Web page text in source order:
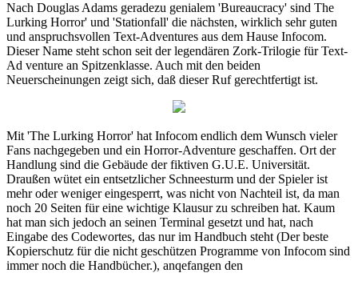
Nach Douglas Adams geradezu genialem 'Bureaucracy' sind The
Lurking Horror' und 'Stationfall' die nächsten, wirklich sehr guten
und anspruchsvollen Text-Adventures aus dem Hause Infocom.
Dieser Name steht schon seit der legendären Zork-Trilogie für Text-
Ad venture an Spitzenklasse. Auch mit den beiden
Neuerscheinungen zeigt sich, daß dieser Ruf gerechtfertigt ist.
Mit 'The Lurking Horror' hat Infocom endlich dem Wunsch vieler
Fans nachgegeben und ein Horror-Adventure geschaffen. Ort der
Handlung sind die Gebäude der fiktiven G.U.E. Universität.
Draußen wütet ein entsetzlicher Schneesturm und der Spieler ist
mehr oder weniger eingesperrt, was nicht von Nachteil ist, da man
noch 20 Seiten für eine wichtige Klausur zu schreiben hat. Kaum
hat man sich jedoch an seinen Terminal gesetzt und hat, nach
Eingabe des Codewortes, das nur im Handbuch steht (Der beste
Kopierschutz für die nicht geschützen Programme von Infocom sind
immer noch die Handbücher.), anqefangen den